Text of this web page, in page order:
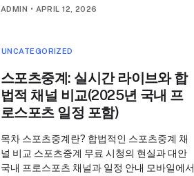
ADMIN • APRIL 12, 2026
UNCATEGORIZED
스포츠중계: 실시간 라이브와 합
법적 채널 비교(2025년 국내 프
로스포츠 일정 포함)
목차 스포츠중계란? 합법적인 스포츠중계 채
널 비교 스포츠중계 무료 시청의 현실과 대안
국내 프로스포츠 채널과 일정 안내 모바일에서